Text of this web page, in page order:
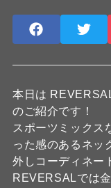
本日は
のご紹介です！
スポーツミックス
った感のあるネッ
外しコーディネー
REVERSALでは